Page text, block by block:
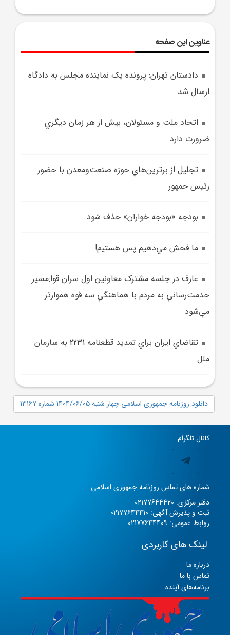
عناوین این صفحه
دادستان تهران: پرونده يک نماينده مجلس به دادگاه
ارسال شد
اتحاد ملت و مسئولان، بيش از هر زمان ديگري
ضرورت دارد
تجليل از برترين‌هاي حوزه صنعت‌ومعدن با حضور
رئيس جمهور
بودجه «بودجه خواران» حذف شود
ما فحش مي‌دهيم پس هستيم!
عارف در جلسه مشترک معاونين اول سران قوا:مسير
خدمت‌رساني به مردم با هماهنگي سه قوه هموارتر
مي‌شود
تقاضاي ايران براي تمديد قطعنامه 2231 به سازمان
ملل
دانلود روزنامه جمهوری اسلامی چهار شنبه 1404/06/05 شماره 13167
کانال تلگرام
شماره های تماس روزنامه جمهوری اسلامی
دفتر مرکزی: 02177644420
ثبت و پذیرش آگهی: 02177644410
روابط عمومی: 02177644409
لینک های کاربردی
درباره ما
تماس با ما
برنامه‌های آینده